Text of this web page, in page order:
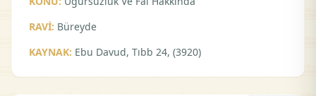
RAVİ: Büreyde
KAYNAK: Ebu Davud, Tıbb 24, (3920)